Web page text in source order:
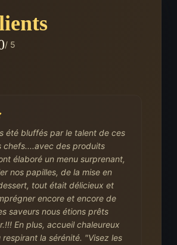
/ 5
été bluffés par le talent de ces
chefs....avec des produits
élaboré un menu surprenant,
nos papilles, de la mise en
tout était délicieux et
encore et encore de
saveurs nous étions prêts
En plus, accueil chaleureux
respirant la sérénité. "Visez les